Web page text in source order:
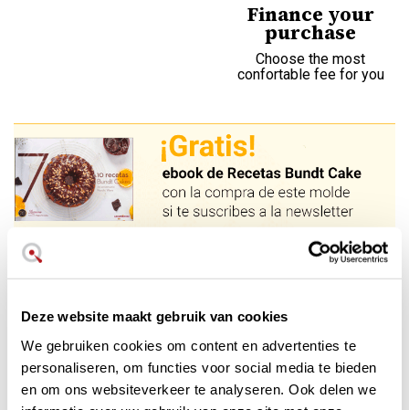
Deze website maakt gebruik van cookies
We gebruiken cookies om content en advertenties te
personaliseren, om functies voor social media te bieden
en om ons websiteverkeer te analyseren. Ook delen we
Finance your
purchase
Choose the most
confortable fee for you
12 originele en kleine taarten die
altijd kunnen
Inhoud: 2,8 liter (12 kopjes)
Gemaakt van non-stick aluminium
Dit model viert het 75-jarig jubileum van het merk
Gemakkelijk lossen en schoon te maken
Afmeting met handvatten: 37,5 x 24 x 4 cm.